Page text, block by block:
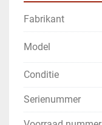
Fabrikant
Model
Conditie
Serienummer